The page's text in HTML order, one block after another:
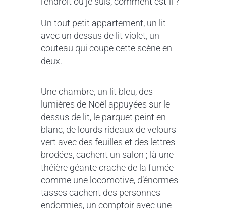
Un tout petit appartement, un lit
avec un dessus de lit violet, un
couteau qui coupe cette scène en
deux.
Une chambre, un lit bleu, des
lumières de Noël appuyées sur le
dessus de lit, le parquet peint en
blanc, de lourds rideaux de velours
vert avec des feuilles et des lettres
brodées, cachent un salon ; là une
théière géante crache de la fumée
comme une locomotive, d’énormes
tasses cachent des personnes
endormies, un comptoir avec une